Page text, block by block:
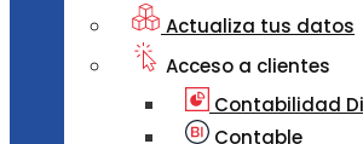
Actualiza tus datos
Acceso a clientes
Contabilidad
Contable